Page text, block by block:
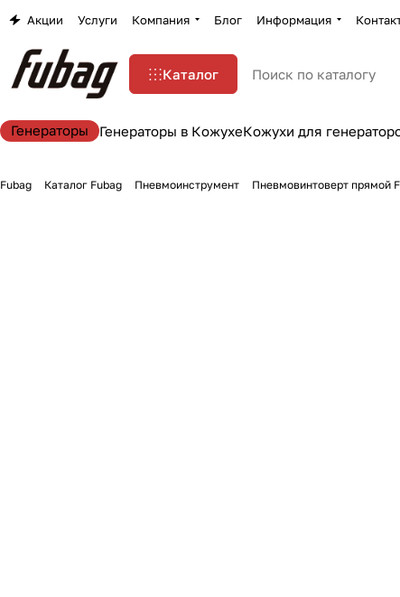
Акции Услуги Компания Блог Информация
Каталог
Генераторы Генераторы в КожухеКожухи для
Fubag Каталог Fubag Пневмоинструмент Пневмовинтоверт прямой